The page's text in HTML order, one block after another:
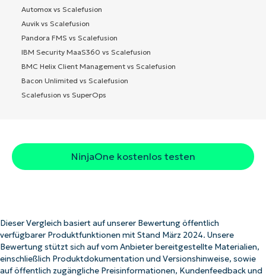
Automox vs Scalefusion
Auvik vs Scalefusion
Pandora FMS vs Scalefusion
IBM Security MaaS360 vs Scalefusion
BMC Helix Client Management vs Scalefusion
Bacon Unlimited vs Scalefusion
Scalefusion vs SuperOps
NinjaOne kostenlos testen
Dieser Vergleich basiert auf unserer Bewertung öffentlich
verfügbarer Produktfunktionen mit Stand März 2024. Unsere
Bewertung stützt sich auf vom Anbieter bereitgestellte Materialien,
einschließlich Produktdokumentation und Versionshinweise, sowie
auf öffentlich zugängliche Preisinformationen, Kundenfeedback und